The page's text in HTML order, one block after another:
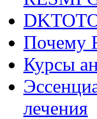
Почему
Курсы
лечения